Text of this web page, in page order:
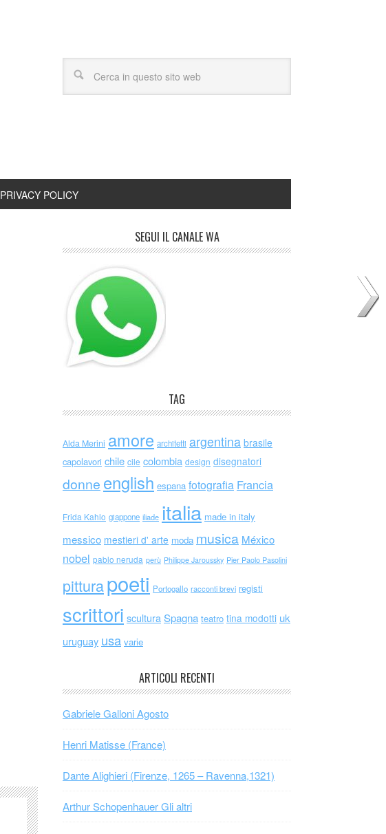
PRIVACY POLICY
SEGUI IL CANALE WA
TAG
Alda Merini amore architetti argentina brasile
capolavori chile cile colombia design disegnatori
donne english espana fotografia Francia
Frida Kahlo giappone iliade italia made in italy
messico mestieri d' arte moda musica México
nobel pablo neruda perù Philippe Jaroussky Pier Paolo Pasolini
pitturapoeti Portogallo racconti brevi registi
scrittori scultura Spagna teatro tina modotti uk
uruguay usa varie
ARTICOLI RECENTI
Gabriele Galloni Agosto
Henri Matisse (France)
Dante Alighieri (Firenze, 1265 – Ravenna,1321)
Arthur Schopenhauer Gli altri